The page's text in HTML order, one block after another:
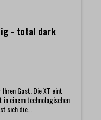
- total dark
Gast. Die XT eint
einem technologischen
sich die